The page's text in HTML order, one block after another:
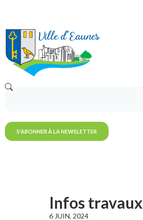
S'ABONNER À LA NEWSLETTER
Infos travaux
6 JUIN, 2024